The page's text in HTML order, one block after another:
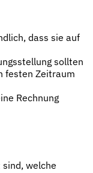
dass sie auf
sollten
festen Zeitraum
Rechnung
sind, welche